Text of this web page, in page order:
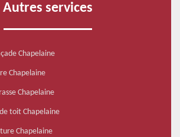
Autres services
Chapelaine
Chapelaine
Chapelaine
toit Chapelaine
Chapelaine